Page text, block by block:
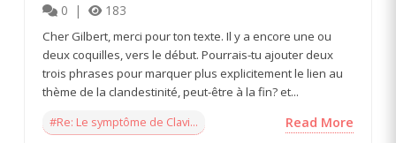
0 |
183
Cher Gilbert, merci pour ton texte. Il y a encore une ou
deux coquilles, vers le début. Pourrais-tu ajouter deux
trois phrases pour marquer plus explicitement le lien au
thème de la clandestinité, peut-être à la fin? et...
#Re: Le symptôme de Clavi...
Read More